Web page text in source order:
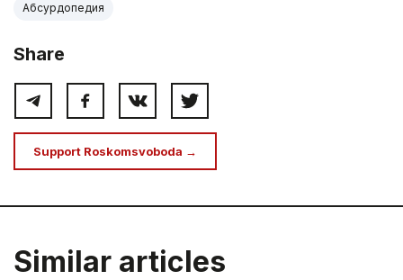
Абсурдопедия
Share
Support Roskomsvoboda →
Similar articles